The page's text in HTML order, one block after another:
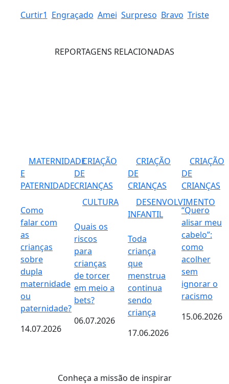
Curtir1 Engraçado Amei Surpreso Bravo Triste
REPORTAGENS RELACIONADAS
MATERNIDADE
E
PATERNIDADE
Como
falar com
as
crianças
sobre
dupla
maternidade
ou
paternidade?
14.07.2026
CRIAÇÃO
DE
CRIANÇAS
CULTURA
Quais os
riscos
para
crianças
de torcer
em meio a
bets?
06.07.2026
CRIAÇÃO
DE
CRIANÇAS
DESENVOLVIMENTO
INFANTIL
Toda
criança
que
menstrua
continua
sendo
criança
17.06.2026
CRIAÇÃO
DE
CRIANÇAS
“Quero
alisar meu
cabelo”:
como
acolher
sem
ignorar o
racismo
15.06.2026
Conheça a missão de inspirar